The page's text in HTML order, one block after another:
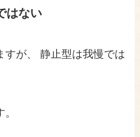
はない
すが、 静止型は我慢では